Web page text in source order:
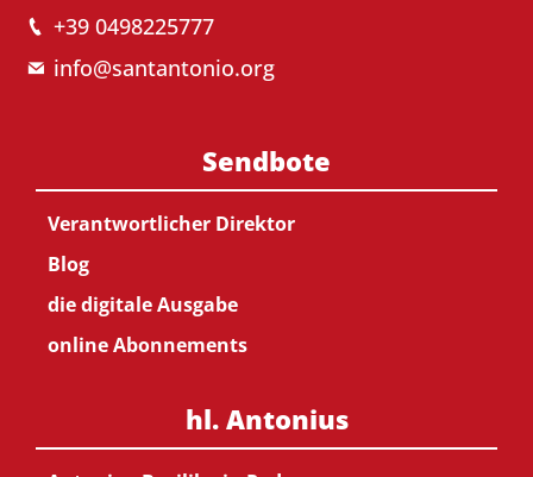
+39 0498225777
info@santantonio.org
Sendbote
Verantwortlicher Direktor
Blog
die digitale Ausgabe
online Abonnements
hl. Antonius